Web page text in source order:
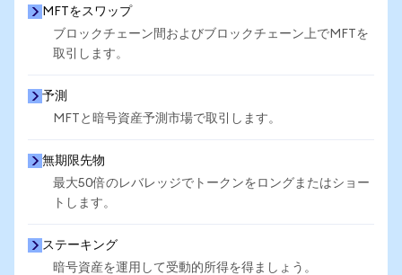
MFTをスワップ
ブロックチェーン間およびブロックチェーン上でMFTを
取引します。
予測
MFTと暗号資産予測市場で取引します。
無期限先物
最大50倍のレバレッジでトークンをロングまたはショー
トします。
ステーキング
暗号資産を運用して受動的所得を得ましょう。